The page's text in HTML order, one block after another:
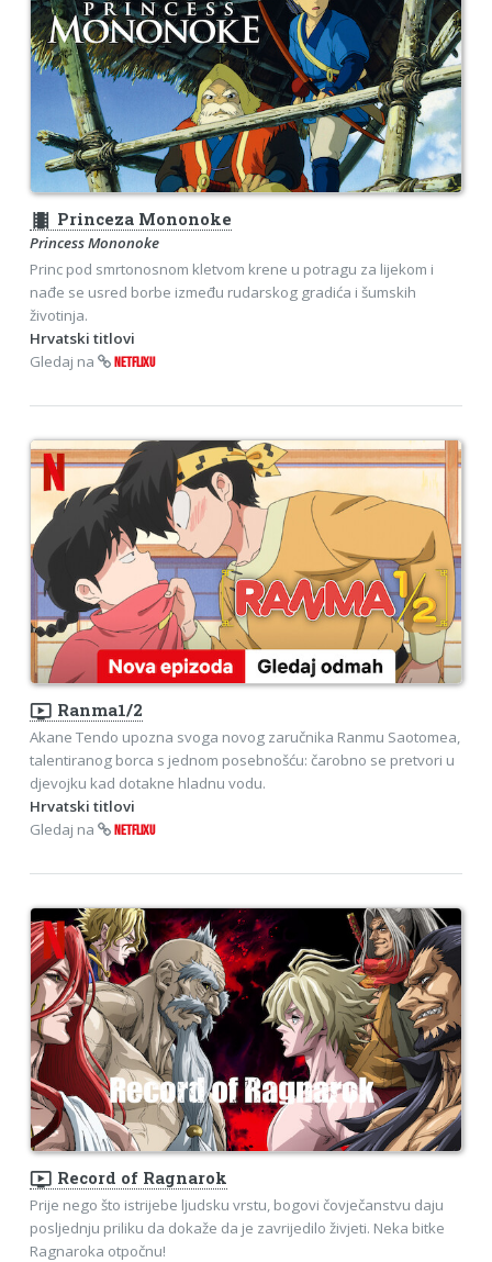
theaters Princeza Mononoke
Princess Mononoke
Princ pod smrtonosnom kletvom krene u potragu za lijekom i
nađe se usred borbe između rudarskog gradića i šumskih
životinja.
Hrvatski titlovi
Gledaj na
NETFLIXU
ondemand_video Ranma1/2
Akane Tendo upozna svoga novog zaručnika Ranmu Saotomea,
talentiranog borca s jednom posebnošću: čarobno se pretvori u
djevojku kad dotakne hladnu vodu.
Hrvatski titlovi
Gledaj na
NETFLIXU
ondemand_video Record of Ragnarok
Prije nego što istrijebe ljudsku vrstu, bogovi čovječanstvu daju
posljednju priliku da dokaže da je zavrijedilo živjeti. Neka bitke
Ragnaroka otpočnu!